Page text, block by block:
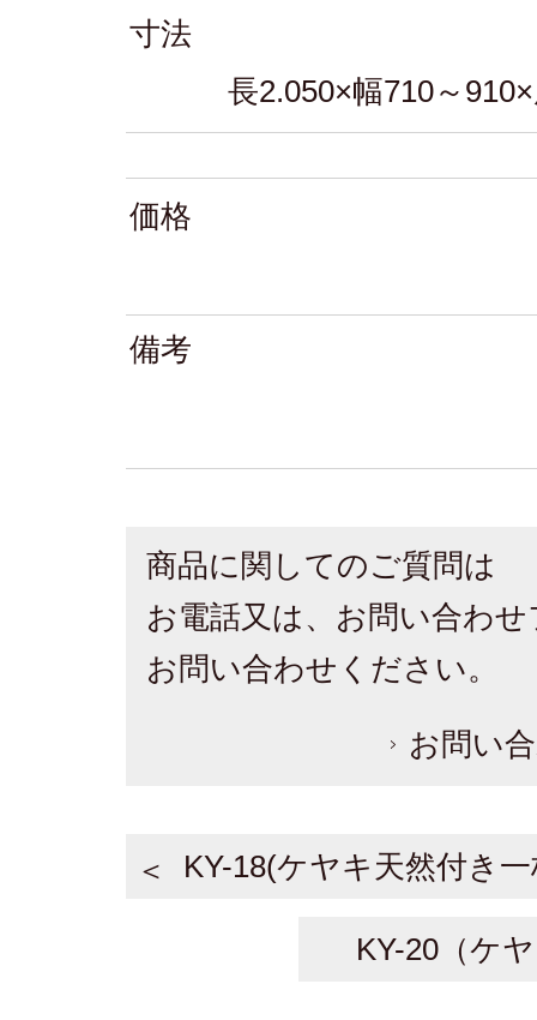
寸法
長2.050×幅710～
価格
備考
商品に関してのご質問は
お電話又は、お問い合わ
お問い合わせください。
お問い
KY-18(ケヤキ天然付き
KY-20（ケ